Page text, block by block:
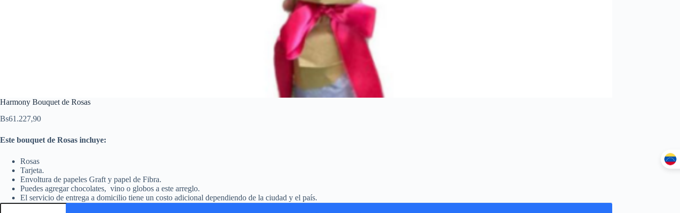
Harmony Bouquet de Rosas
Bs61.227,90
Este bouquet de Rosas incluye:
Rosas
Tarjeta.
Envoltura de papeles Graft y papel de Fibra.
Puedes agregar chocolates, vino o globos a este arreglo.
El servicio de entrega a domicilio tiene un costo adicional dependiendo de la ciudad y el país.